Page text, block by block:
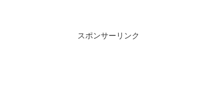
スポンサーリンク